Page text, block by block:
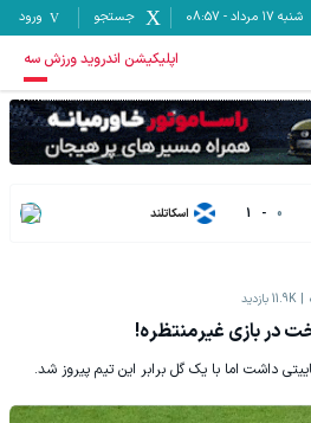
شنبه ۱۷ مرداد -
08:57 جستجو ورود
اپلیکیشن اندروید ورزش سه
0
-
1 اسکاتلند
11.9K بازدید
داشت اما با یک گل برابر این تیم پیروز شد.